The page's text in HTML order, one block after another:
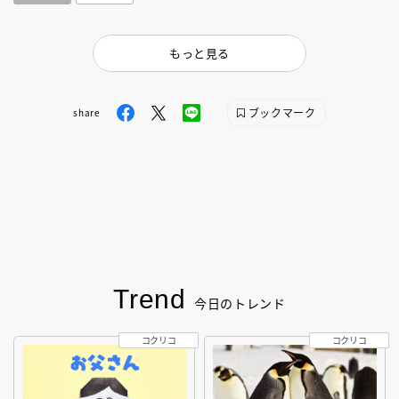
もっと見る
share ブックマーク
Trend 今日のトレンド
コクリコ コクリコ